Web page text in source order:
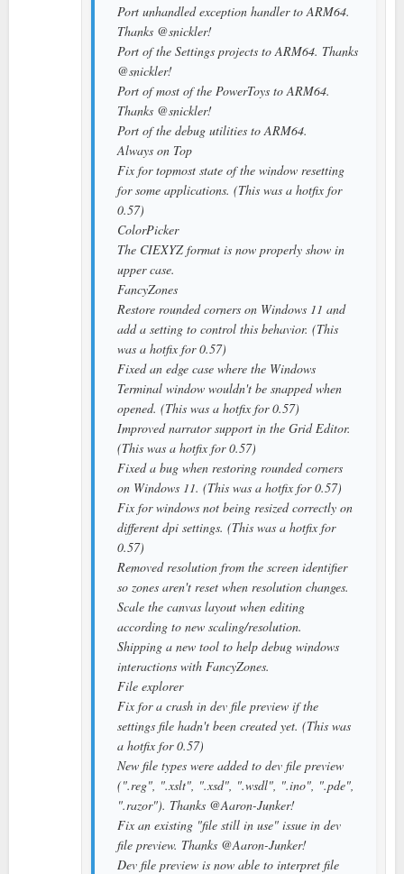
Port unhandled exception handler to ARM64.
Thanks @snickler!
Port of the Settings projects to ARM64. Thanks
@snickler!
Port of most of the PowerToys to ARM64.
Thanks @snickler!
Port of the debug utilities to ARM64.
Always on Top
Fix for topmost state of the window resetting
for some applications. (This was a hotfix for
0.57)
ColorPicker
The CIEXYZ format is now properly show in
upper case.
FancyZones
Restore rounded corners on Windows 11 and
add a setting to control this behavior. (This
was a hotfix for 0.57)
Fixed an edge case where the Windows
Terminal window wouldn't be snapped when
opened. (This was a hotfix for 0.57)
Improved narrator support in the Grid Editor.
(This was a hotfix for 0.57)
Fixed a bug when restoring rounded corners
on Windows 11. (This was a hotfix for 0.57)
Fix for windows not being resized correctly on
different dpi settings. (This was a hotfix for
0.57)
Removed resolution from the screen identifier
so zones aren't reset when resolution changes.
Scale the canvas layout when editing
according to new scaling/resolution.
Shipping a new tool to help debug windows
interactions with FancyZones.
File explorer
Fix for a crash in dev file preview if the
settings file hadn't been created yet. (This was
a hotfix for 0.57)
New file types were added to dev file preview
(".reg", ".xslt", ".xsd", ".wsdl", ".ino", ".pde",
".razor"). Thanks @Aaron-Junker!
Fix an existing "file still in use" issue in dev
file preview. Thanks @Aaron-Junker!
Dev file preview is now able to interpret file